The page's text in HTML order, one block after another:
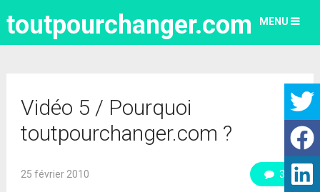
toutpourchanger.com MENU
Vidéo 5 / Pourquoi
toutpourchanger.com ?
25 février 2010 3